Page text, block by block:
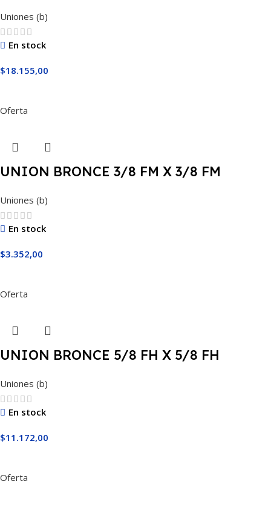
Uniones (b)
En stock
$18.155,00
Oferta
UNION BRONCE 3/8 FM X 3/8 FM
Uniones (b)
En stock
$3.352,00
Oferta
UNION BRONCE 5/8 FH X 5/8 FH
Uniones (b)
En stock
$11.172,00
Oferta